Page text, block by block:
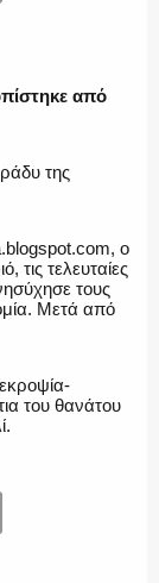
από
της
ο
τις τελευταίες
τους
Μετά από
του θανάτου